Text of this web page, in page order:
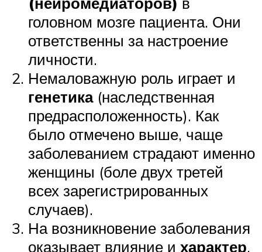
головном мозге пациента. Они
ответственны за настроение
личности.
Немаловажную роль играет и
генетика(наследственная
предрасположенность). Как
было отмечено выше, чаще
заболеванием страдают именно
женщины (боле двух третей
всех зарегистрированных
случаев).
На возникновение заболевания
оказывает влияние и характер.